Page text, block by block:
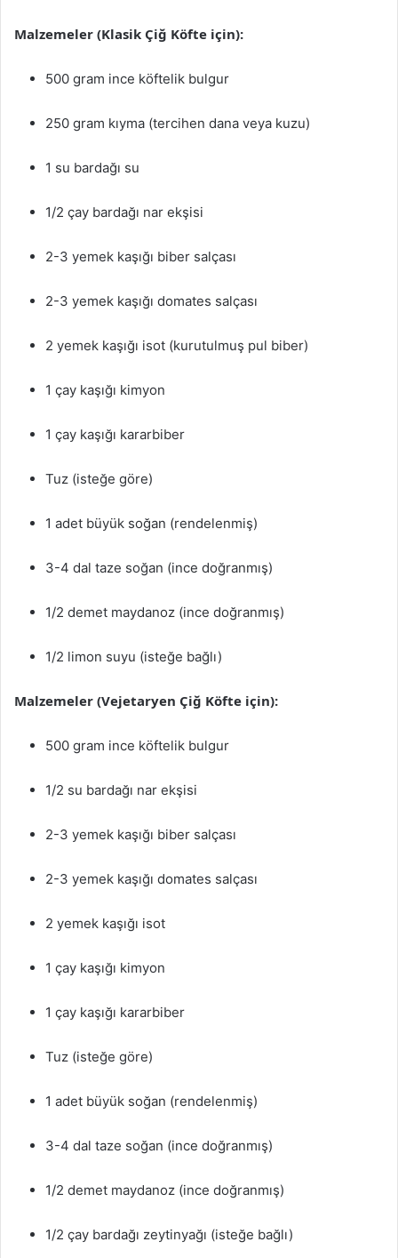
Malzemeler (Klasik Çiğ Köfte için):
500 gram ince köftelik bulgur
250 gram kıyma (tercihen dana veya kuzu)
1 su bardağı su
1/2 çay bardağı nar ekşisi
2-3 yemek kaşığı biber salçası
2-3 yemek kaşığı domates salçası
2 yemek kaşığı isot (kurutulmuş pul biber)
1 çay kaşığı kimyon
1 çay kaşığı kararbiber
Tuz (isteğe göre)
1 adet büyük soğan (rendelenmiş)
3-4 dal taze soğan (ince doğranmış)
1/2 demet maydanoz (ince doğranmış)
1/2 limon suyu (isteğe bağlı)
Malzemeler (Vejetaryen Çiğ Köfte için):
500 gram ince köftelik bulgur
1/2 su bardağı nar ekşisi
2-3 yemek kaşığı biber salçası
2-3 yemek kaşığı domates salçası
2 yemek kaşığı isot
1 çay kaşığı kimyon
1 çay kaşığı kararbiber
Tuz (isteğe göre)
1 adet büyük soğan (rendelenmiş)
3-4 dal taze soğan (ince doğranmış)
1/2 demet maydanoz (ince doğranmış)
1/2 çay bardağı zeytinyağı (isteğe bağlı)